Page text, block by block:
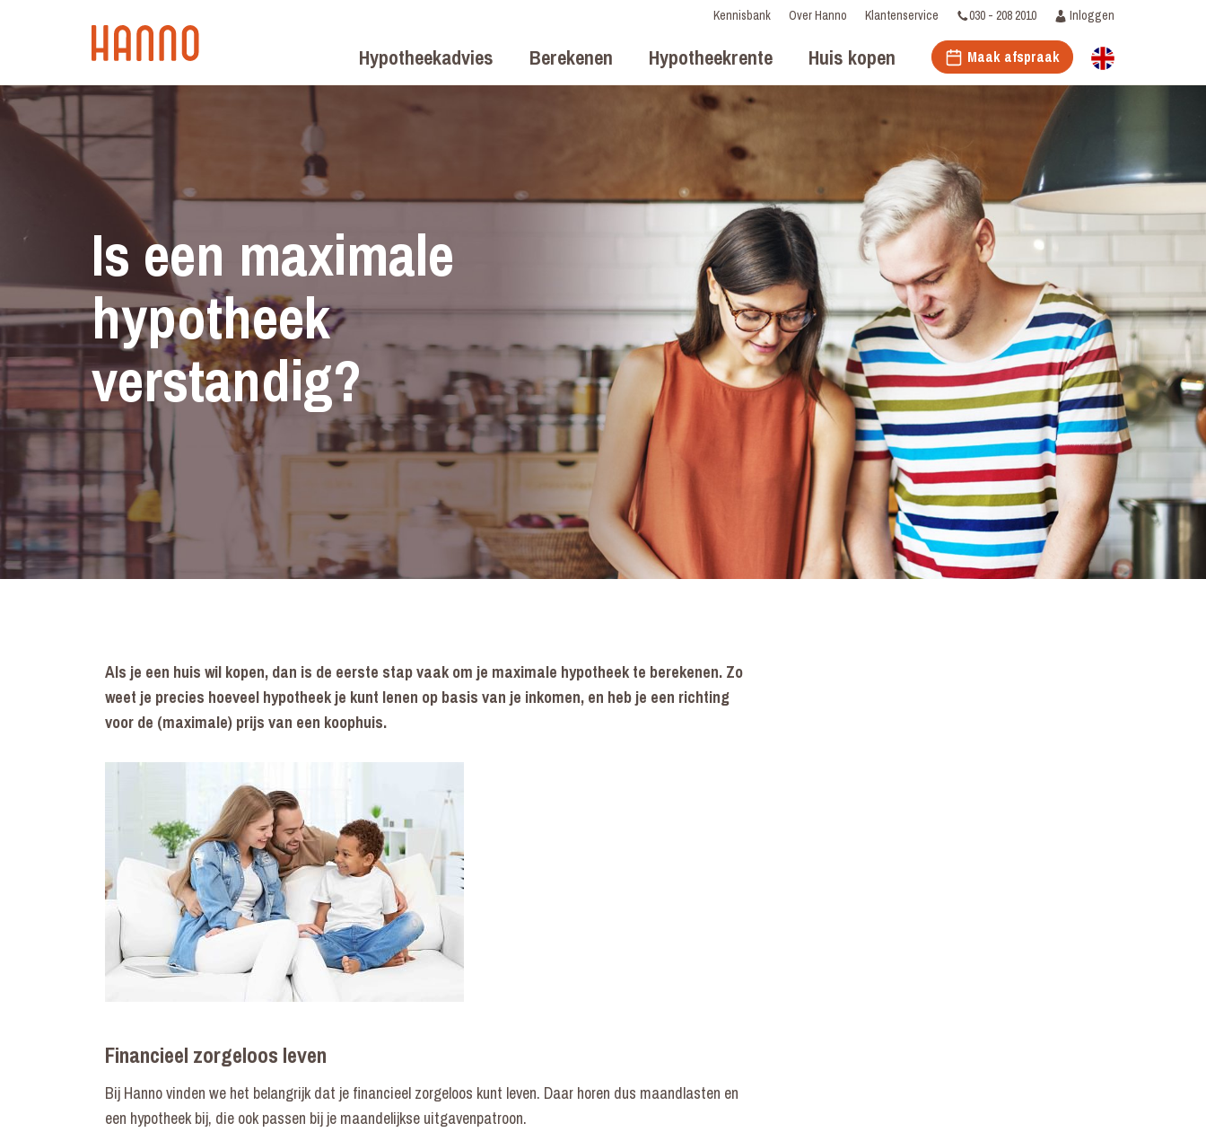
Kennisbank Over Hanno Klantenservice 030 - 208 2010 Inloggen
Hypotheekadvies Berekenen Hypotheekrente Huis kopen Maak afspraak
Is een maximale
hypotheek
verstandig?
Als je een huis wil kopen, dan is de eerste stap vaak om je maximale hypotheek te berekenen. Zo
weet je precies hoeveel hypotheek je kunt lenen op basis van je inkomen, en heb je een richting
voor de (maximale) prijs van een koophuis.
Financieel zorgeloos leven
Bij Hanno vinden we het belangrijk dat je financieel zorgeloos kunt leven. Daar horen dus maandlasten en
een hypotheek bij, die ook passen bij je maandelijkse uitgavenpatroon.